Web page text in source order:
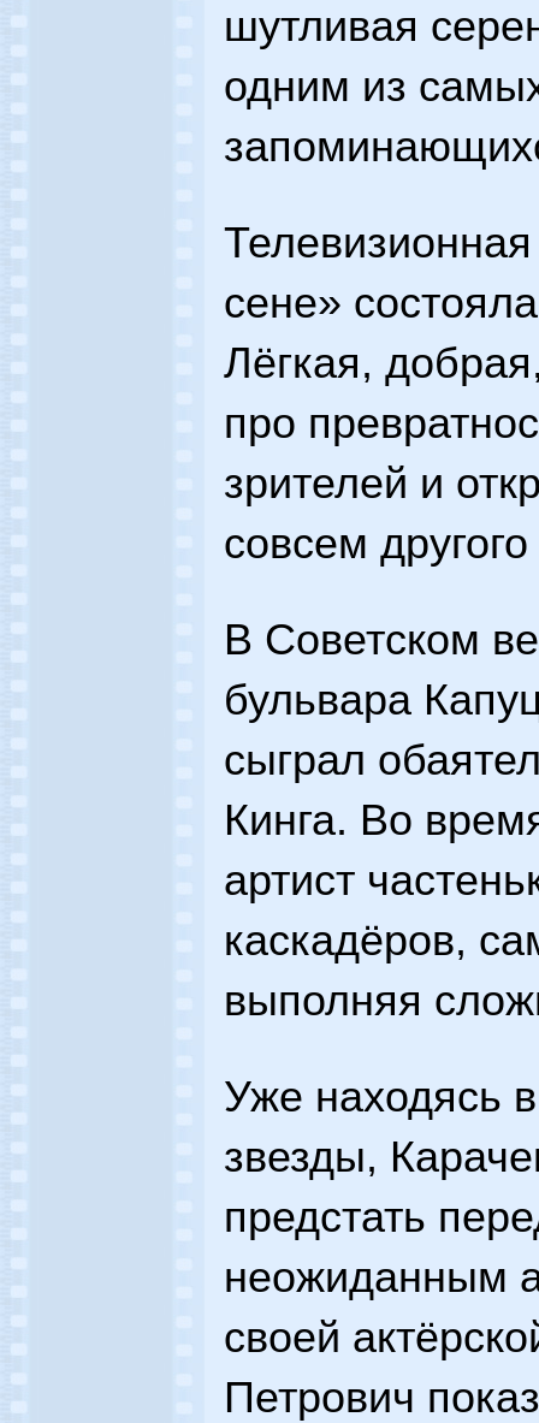
шутливая
одним из
сене»
Лёгкая,
про
зрителей и
совсем
В Советском
бульвара
сыграл
Кинга. Во
артист
каскадёров,
выполняя
Уже находясь
звезды,
предстать
неожиданным
своей
Петрович